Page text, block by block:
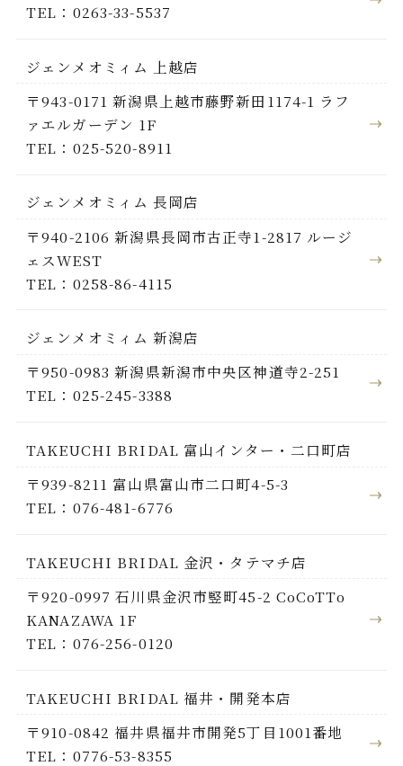
TEL：0263-33-5537
ジェンメオミィム 上越店
〒943-0171 新潟県上越市藤野新田1174-1 ラフ
ァエルガーデン 1F
TEL：025-520-8911
ジェンメオミィム 長岡店
〒940-2106 新潟県長岡市古正寺1-2817 ルージ
ェスWEST
TEL：0258-86-4115
ジェンメオミィム 新潟店
〒950-0983 新潟県新潟市中央区神道寺2-251
TEL：025-245-3388
TAKEUCHI BRIDAL 富山インター・二口町店
〒939-8211 富山県富山市二口町4-5-3
TEL：076-481-6776
TAKEUCHI BRIDAL 金沢・タテマチ店
〒920-0997 石川県金沢市竪町45-2 CoCoTTo
KANAZAWA 1F
TEL：076-256-0120
TAKEUCHI BRIDAL 福井・開発本店
〒910-0842 福井県福井市開発5丁目1001番地
TEL：0776-53-8355